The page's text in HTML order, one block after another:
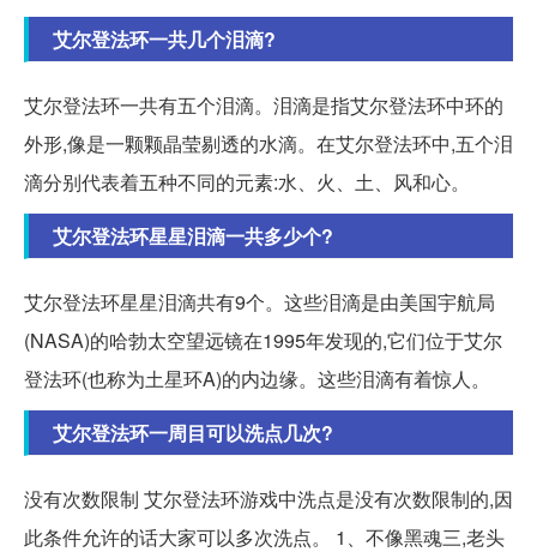
艾尔登法环一共几个泪滴?
艾尔登法环一共有五个泪滴。泪滴是指艾尔登法环中环的
外形,像是一颗颗晶莹剔透的水滴。在艾尔登法环中,五个泪
滴分别代表着五种不同的元素:水、火、土、风和心。
艾尔登法环星星泪滴一共多少个?
艾尔登法环星星泪滴共有9个。这些泪滴是由美国宇航局
(NASA)的哈勃太空望远镜在1995年发现的,它们位于艾尔
登法环(也称为土星环A)的内边缘。这些泪滴有着惊人。
艾尔登法环一周目可以洗点几次?
没有次数限制 艾尔登法环游戏中洗点是没有次数限制的,因
此条件允许的话大家可以多次洗点。 1、不像黑魂三,老头